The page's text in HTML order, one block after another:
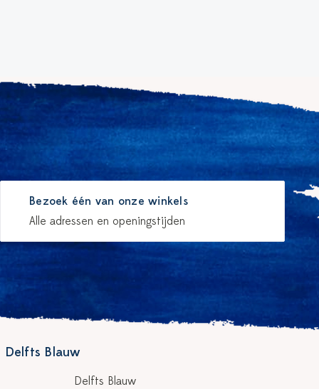
Bezoek één van onze winkels
Alle adressen en openingstijden
Delfts Blauw
Delfts Blauw